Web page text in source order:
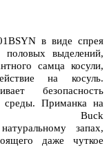
в виде спрея
половых выделений,
самца косули,
на косуль.
безопасность
Приманка на
запах,
даже чуткое